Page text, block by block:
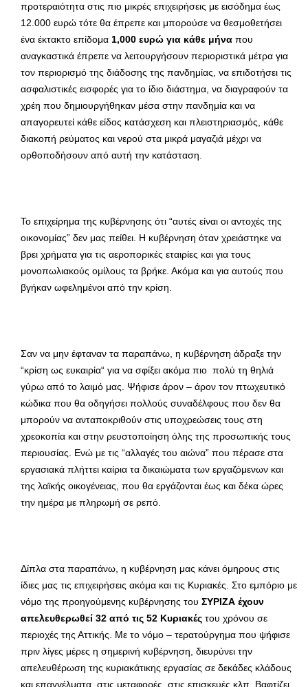
προτεραιότητα στις πιο μικρές επιχειρήσεις με εισόδημα έως
12.000 ευρώ τότε θα έπρεπε και μπορούσε να θεσμοθετήσει
ένα έκτακτο επίδομα 1,000 ευρώ για κάθε μήνα που
αναγκαστικά έπρεπε να λειτουργήσουν περιοριστικά μέτρα για
τον περιορισμό της διάδοσης της πανδημίας, να επιδοτήσει τις
ασφαλιστικές εισφορές για το ίδιο διάστημα, να διαγραφούν τα
χρέη που δημιουργήθηκαν μέσα στην πανδημία και να
απαγορευτεί κάθε είδος κατάσχεση και πλειστηριασμός, κάθε
διακοπή ρεύματος και νερού στα μικρά μαγαζιά μέχρι να
ορθοποδήσουν από αυτή την κατάσταση.
Το επιχείρημα της κυβέρνησης ότι “αυτές είναι οι αντοχές της
οικονομίας” δεν μας πείθει. Η κυβέρνηση όταν χρειάστηκε να
βρει χρήματα για τις αεροπορικές εταιρίες και για τους
μονοπωλιακούς ομίλους τα βρήκε. Ακόμα και για αυτούς που
βγήκαν ωφελημένοι από την κρίση.
Σαν να μην έφταναν τα παραπάνω, η κυβέρνηση άδραξε την
“κρίση ως ευκαιρία“ για να σφίξει ακόμα πιο πολύ τη θηλιά
γύρω από το λαιμό μας. Ψήφισε άρον – άρον τον πτωχευτικό
κώδικα που θα οδηγήσει πολλούς συναδέλφους που δεν θα
μπορούν να ανταποκριθούν στις υποχρεώσεις τους στη
χρεοκοπία και στην ρευστοποίηση όλης της προσωπικής τους
περιουσίας. Ενώ με τις “αλλαγές του αιώνα” που πέρασε στα
εργασιακά πλήττει καίρια τα δικαιώματα των εργαζόμενων και
της λαϊκής οικογένειας, που θα εργάζονται έως και δέκα ώρες
την ημέρα με πληρωμή σε ρεπό.
Δίπλα στα παραπάνω, η κυβέρνηση μας κάνει όμηρους στις
ίδιες μας τις επιχειρήσεις ακόμα και τις Κυριακές. Στο εμπόριο με
νόμο της προηγούμενης κυβέρνησης του ΣΥΡΙΖΑ έχουν
απελευθερωθεί 32 από τις 52 Κυριακές του χρόνου σε
περιοχές της Αττικής. Με το νόμο – τερατούργημα που ψήφισε
πριν λίγες μέρες η σημερινή κυβέρνηση, διευρύνει την
απελευθέρωση της κυριακάτικης εργασίας σε δεκάδες κλάδους
και επαγγέλματα, στις μεταφορές, στις επισκευές κλπ. Βαφτίζει